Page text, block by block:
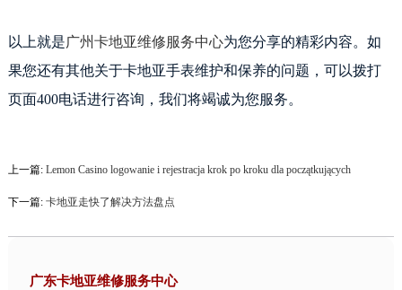
以上就是广州卡地亚维修服务中心为您分享的精彩内容。如
果您还有其他关于卡地亚手表维护和保养的问题，可以拨打
页面400电话进行咨询，我们将竭诚为您服务。
上一篇: Lemon Casino logowanie i rejestracja krok po kroku dla początkujących
下一篇: 卡地亚走快了解决方法盘点
广东卡地亚维修服务中心